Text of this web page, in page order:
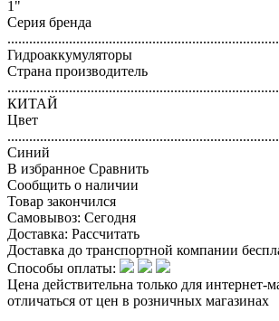
1"
Серия бренда
Гидроаккумуляторы
Страна производитель
КИТАЙ
Цвет
Синий
В избранное Сравнить
Сообщить о наличии
Товар закончился
Самовывоз: Сегодня
Доставка: Рассчитать
Доставка до транспортной компании
Способы оплаты:
Цена действительна только для интернет-
отличаться от цен в розничных магазинах